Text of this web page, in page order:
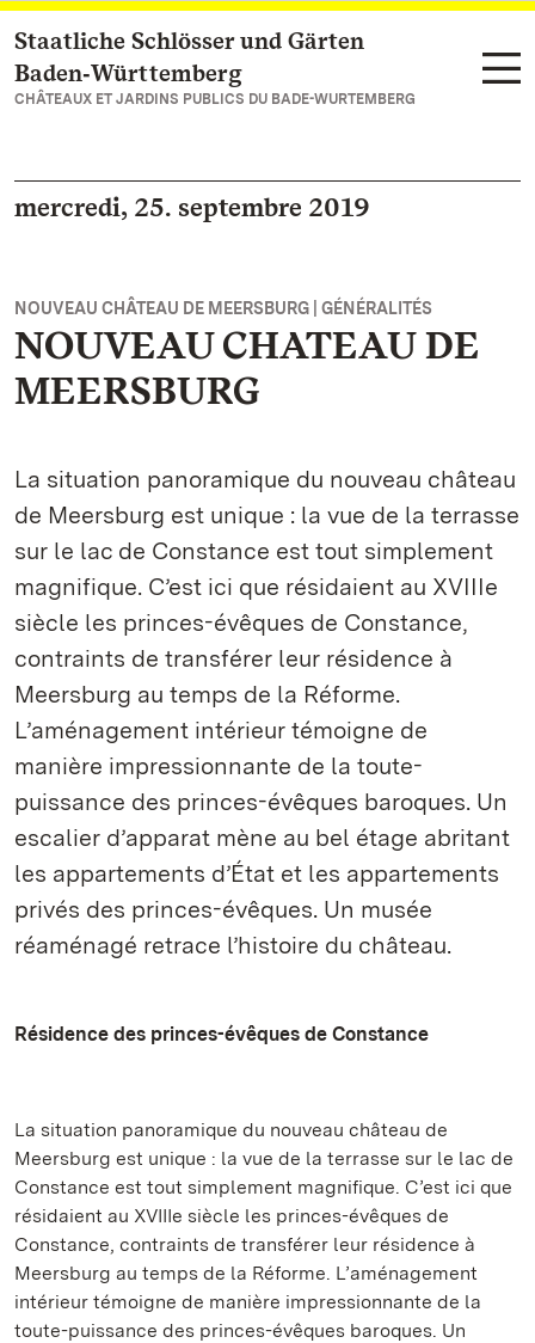
Vers la page d’accueil
Staatliche Schlösser und Gärten
Baden‑Württemberg
CHÂTEAUX ET JARDINS PUBLICS DU BADE-WURTEMBERG
mercredi, 25. septembre 2019
NOUVEAU CHÂTEAU DE MEERSBURG | GÉNÉRALITÉS
NOUVEAU CHATEAU DE
MEERSBURG
La situation panoramique du nouveau château
de Meersburg est unique : la vue de la terrasse
sur le lac de Constance est tout simplement
magnifique. C’est ici que résidaient au XVIIIe
siècle les princes-évêques de Constance,
contraints de transférer leur résidence à
Meersburg au temps de la Réforme.
L’aménagement intérieur témoigne de
manière impressionnante de la toute-
puissance des princes-évêques baroques. Un
escalier d’apparat mène au bel étage abritant
les appartements d’État et les appartements
privés des princes-évêques. Un musée
réaménagé retrace l’histoire du château.
Résidence des princes-évêques de Constance
La situation panoramique du nouveau château de
Meersburg est unique : la vue de la terrasse sur le lac de
Constance est tout simplement magnifique. C’est ici que
résidaient au XVIIIe siècle les princes-évêques de
Constance, contraints de transférer leur résidence à
Meersburg au temps de la Réforme. L’aménagement
intérieur témoigne de manière impressionnante de la
toute-puissance des princes-évêques baroques. Un